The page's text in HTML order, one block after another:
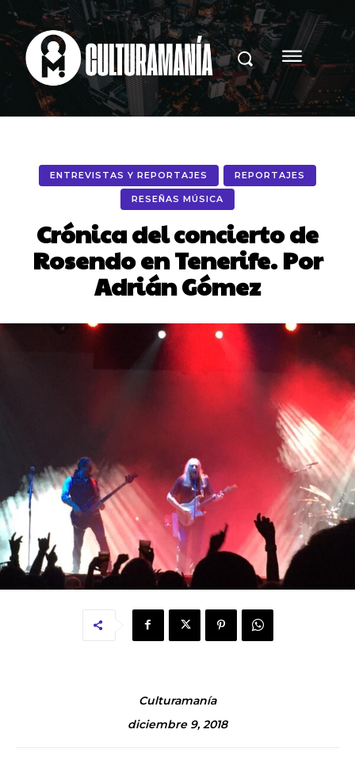
ENTREVISTAS Y REPORTAJES REPORTAJES
RESEÑAS MÚSICA
Crónica del concierto de
Rosendo en Tenerife. Por
Adrián Gómez
Culturamanía
diciembre 9, 2018